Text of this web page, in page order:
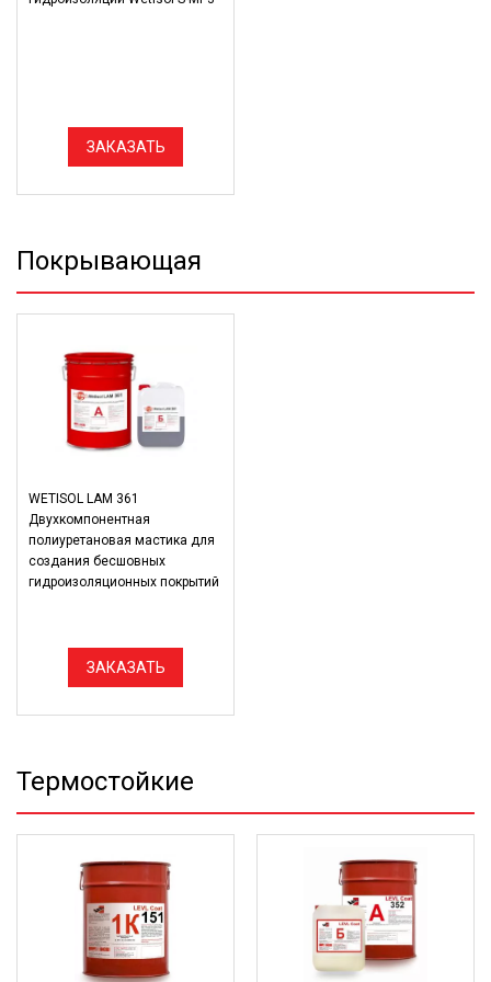
ЗАКАЗАТЬ
Покрывающая
WETISOL LAM 361
Двухкомпонентная
полиуретановая мастика для
создания бесшовных
гидроизоляционных покрытий
ЗАКАЗАТЬ
Термостойкие